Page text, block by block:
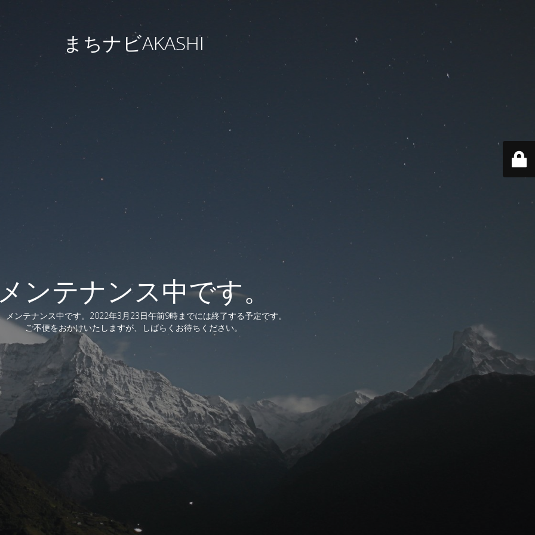
まちナビAKASHI
ンテナンス中です。
メンテナンス中です。2022年3月23日午前9時までには終了する予定です。
ご不便をおかけいたしますが、しばらくお待ちください。